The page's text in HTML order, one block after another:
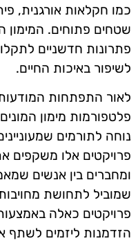
כמו חקלאות אורגנית,
שטחים פתוחים.
פתרונות חדשניים
לשיפור באיכות החיים.
לאור התפתחות
פלטפורמות מימון
נוחה לתורמים
פרויקטים אלו משקפים
ומחברים בין אנשים
שמוביל לתחושת
פרויקטים כאלה
הזדמנות ליזמים